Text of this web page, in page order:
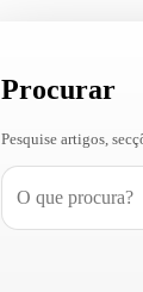
Procurar
Pesquise artigos,